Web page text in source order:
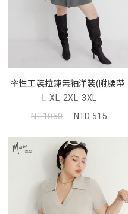
率性工裝拉鍊無袖洋裝(附腰帶)
MUA! 中大尺碼洋裝
L XL 2XL 3XL
NT.1050
NTD.515